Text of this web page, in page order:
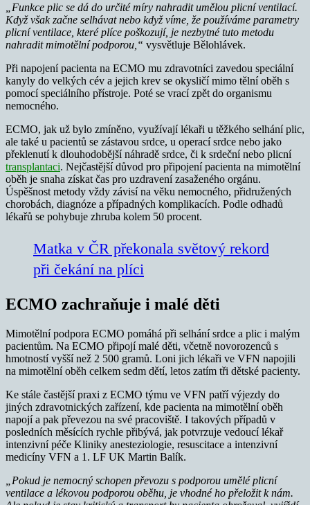
„Funkce plic se dá do určité míry nahradit umělou plicní ventilací.
Když však začne selhávat nebo když víme, že používáme parametry
plicní ventilace, které plíce poškozují, je nezbytné tuto metodu
nahradit mimotělní podporou,“ vysvětluje Bělohlávek.
Při napojení pacienta na ECMO mu zdravotníci zavedou speciální
kanyly do velkých cév a jejich krev se okysličí mimo tělní oběh s
pomocí speciálního přístroje. Poté se vrací zpět do organismu
nemocného.
ECMO, jak už bylo zmíněno, využívají lékaři u těžkého selhání plic,
ale také u pacientů se zástavou srdce, u operací srdce nebo jako
překlenutí k dlouhodobější náhradě srdce, či k srdeční nebo plicní
transplantaci. Nejčastější důvod pro připojení pacienta na mimotělní
oběh je snaha získat čas pro uzdravení zasaženého orgánu.
Úspěšnost metody vždy závisí na věku nemocného, přidružených
chorobách, diagnóze a případných komplikacích. Podle odhadů
lékařů se pohybuje zhruba kolem 50 procent.
Matka v ČR překonala světový rekord
při čekání na plíci
ECMO zachraňuje i malé děti
Mimotělní podpora ECMO pomáhá při selhání srdce a plic i malým
pacientům. Na ECMO připojí malé děti, včetně novorozenců s
hmotností vyšší než 2 500 gramů. Loni jich lékaři ve VFN napojili
na mimotělní oběh celkem sedm dětí, letos zatím tři dětské pacienty.
Ke stále častější praxi z ECMO týmu ve VFN patří výjezdy do
jiných zdravotnických zařízení, kde pacienta na mimotělní oběh
napojí a pak převezou na své pracoviště. I takových případů v
posledních měsících rychle přibývá, jak potvrzuje vedoucí lékař
intenzivní péče Kliniky anesteziologie, resuscitace a intenzivní
medicíny VFN a 1. LF UK Martin Balík.
„Pokud je nemocný schopen převozu s podporou umělé plicní
ventilace a lékovou podporou oběhu, je vhodné ho přeložit k nám.